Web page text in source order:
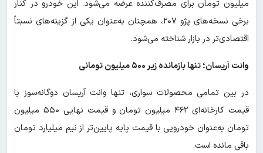
میلیون تومان برای مصرف‌کننده عرضه می‌شود. این خودرو در کنار
برخی نسخه‌های پژو ۲۰۷، همچنان به‌عنوان یکی از گزینه‌های نسبتاً
اقتصادی‌تر در بازار شناخته می‌شود.
وانت آریسان؛ تنها بازمانده زیر ۵۰۰ میلیون تومانی
در بین تمامی محصولات سواری، تنها وانت آریسان دوگانه‌سوز با
قیمت کارخانه‌ای ۴۶۲ میلیون تومان و قیمت نهایی ۵۵۰ میلیون
تومان به‌عنوان خودرویی با قیمت پایه پایین‌تر از نیم میلیارد تومان
باقی مانده است.